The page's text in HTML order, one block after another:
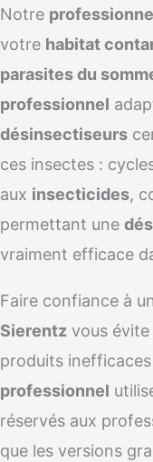
Notre
votre habitat
parasites du
professionnel
désinsectiseurs
ces insectes :
aux insecticides,
permettant une
vraiment efficace
Faire confiance à un
Sierentz vous
produits
professionnel
réservés aux
que les versions